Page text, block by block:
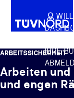
Springe zum
IHRE
ARBEITSSICHERHEIT
Arbeiten
und engen